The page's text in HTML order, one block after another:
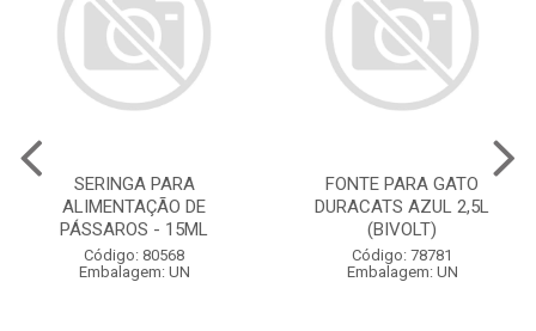
SERINGA PARA
ALIMENTAÇÃO DE
PÁSSAROS - 15ML
Código: 80568
Embalagem: UN
FONTE PARA GATO
DURACATS AZUL 2,5L
(BIVOLT)
Código: 78781
Embalagem: UN